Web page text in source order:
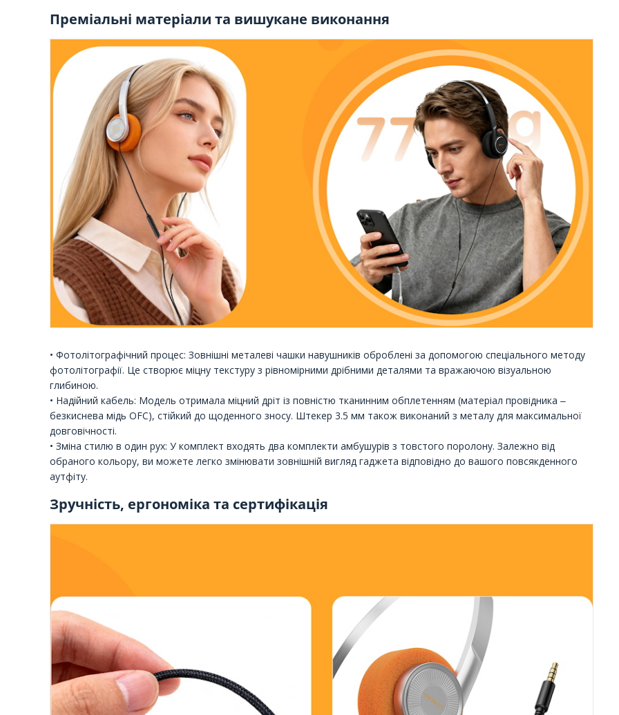
Преміальні матеріали та вишукане виконання
• Фотолітографічний процес: Зовнішні металеві чашки навушників оброблені за допомогою спеціального методу
фотолітографії. Це створює міцну текстуру з рівномірними дрібними деталями та вражаючою візуальною
глибиною.
• Надійний кабель: Модель отримала міцний дріт із повністю тканинним обплетенням (матеріал провідника ‒
безкиснева мідь OFC), стійкий до щоденного зносу. Штекер 3.5 мм також виконаний з металу для максимальної
довговічності.
• Зміна стилю в один рух: У комплект входять два комплекти амбушурів з товстого поролону. Залежно від
обраного кольору, ви можете легко змінювати зовнішній вигляд гаджета відповідно до вашого повсякденного
аутфіту.
Зручність, ергономіка та сертифікація